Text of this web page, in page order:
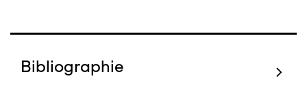
Bibliographie